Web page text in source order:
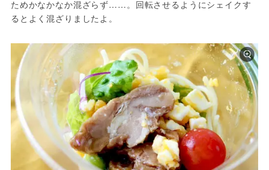
ためかなかなか混ざらず……。回転させるようにシェイクす
るとよく混ざりましたよ。